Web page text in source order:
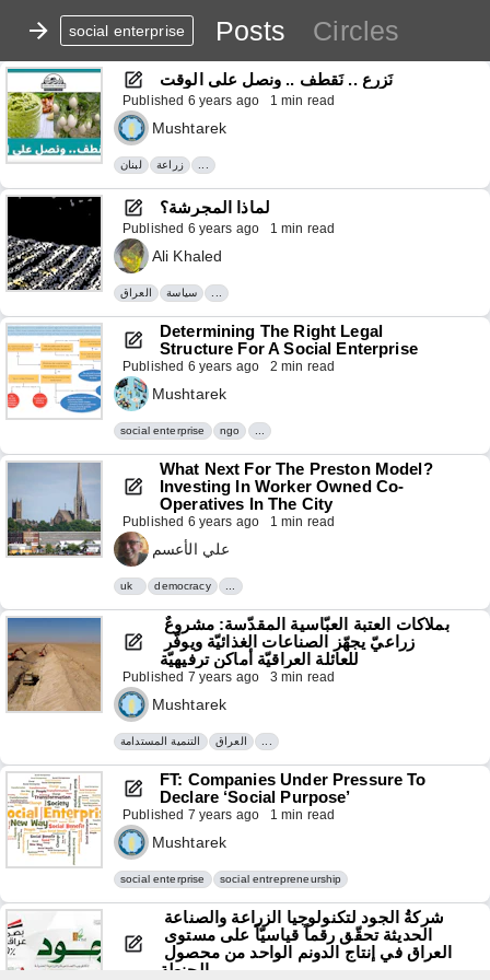
social enterprise Posts Circles
نَزرع .. نَقطف .. ونصل على الوقت
Published 6 years ago 1 min read
Mushtarek
لبنان زراعة
لماذا المجرشة؟
Published 6 years ago 1 min read
Ali Khaled
العراق سياسة
Determining The Right Legal
Structure For A Social Enterprise
Published 6 years ago 2 min read
Mushtarek
social enterprise ngo
What Next For The Preston Model?
Investing In Worker Owned Co-
Operatives In The City
Published 6 years ago 1 min read
علي الأعسم
uk democracy
بملاكات العتبة العبّاسية المقدّسة: مشروعٌ
زراعيّ يجهّز الصناعات الغذائيّة ويوفّر
للعائلة العراقيّة أماكن ترفيهيّة
Published 7 years ago 3 min read
Mushtarek
التنمية المستدامة العراق
FT: Companies Under Pressure To
Declare ‘social Purpose’
Published 7 years ago 1 min read
Mushtarek
social enterprise social entrepreneurship
شركةُ الجود لتكنولوجيا الزراعة والصناعة
الحديثة تحقّق رقماً قياسيّاً على مستوى
العراق في إنتاج الدونم الواحد من محصول
الحنطة